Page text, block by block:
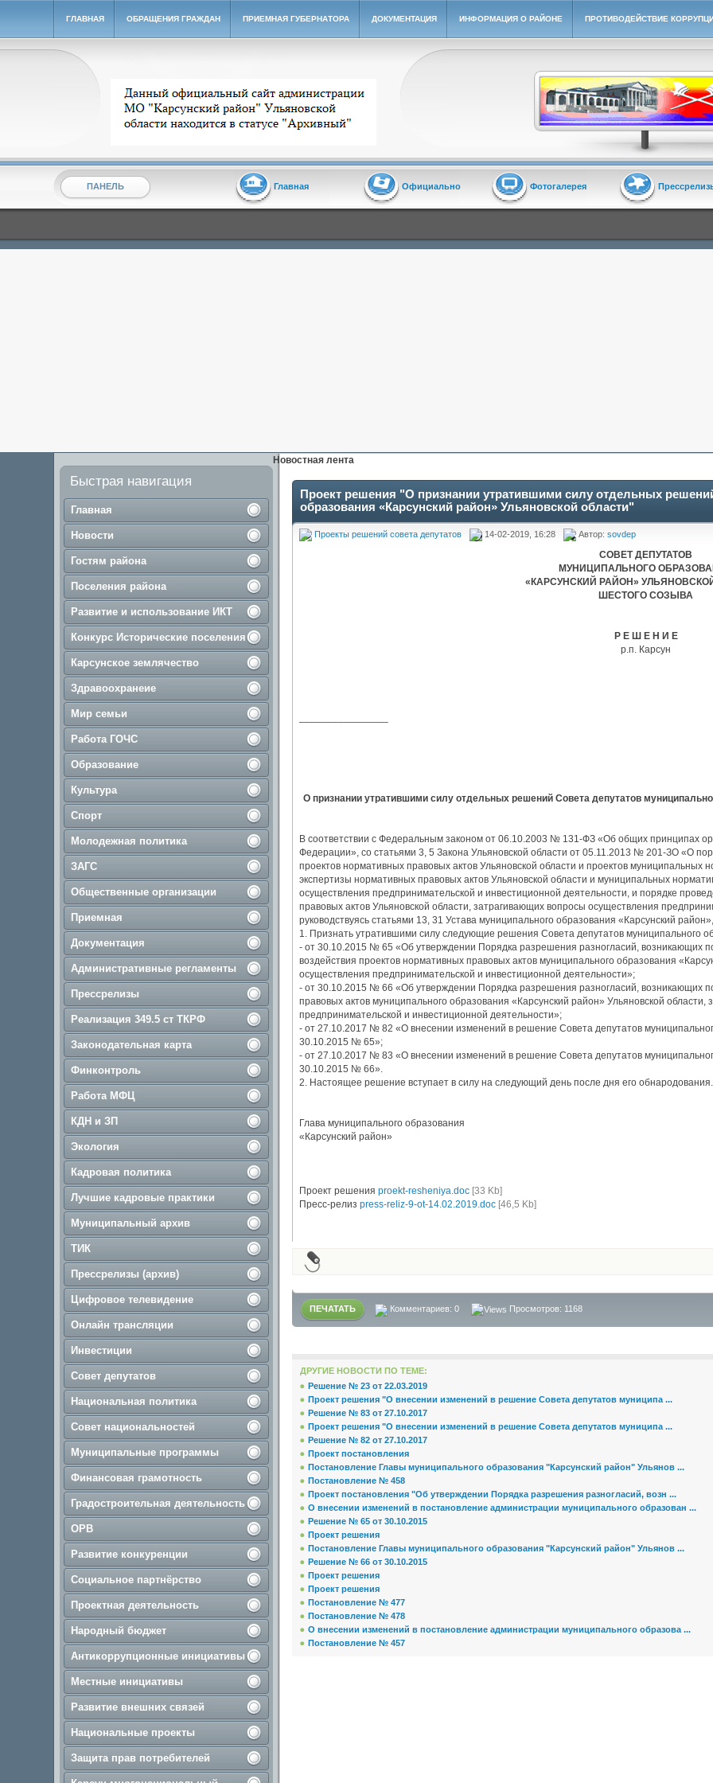
ГЛАВНАЯ ОБРАЩЕНИЯ ГРАЖДАН ПРИЕМНАЯ ГУБЕРНАТОРА ДОКУМЕНТАЦИЯ ИНФОРМАЦИЯ О РАЙОНЕ ПРОТИВОДЕЙСТВИЕ
Архивный сайт администрации МО "Карсунский район"
ПАНЕЛЬ Главная Официально Фотогалерея
Быстрая навигация
Главная
Новости
Гостям района
Поселения района
Развитие и использование ИКТ
Конкурс Исторические поселения
Карсунское землячество
Здравоохранеие
Мир семьи
Работа ГОЧС
Образование
Культура
Спорт
Молодежная политика
ЗАГС
Общественные организации
Приемная
Документация
Административные регламенты
Прессрелизы
Реализация 349.5 ст ТКРФ
Законодательная карта
Финконтроль
Работа МФЦ
КДН и ЗП
Экология
Кадровая политика
Лучшие кадровые практики
Муниципальный архив
ТИК
Прессрелизы (архив)
Цифровое телевидение
Онлайн трансляции
Инвестиции
Совет депутатов
Национальная политика
Совет национальностей
Муниципальные программы
Финансовая грамотность
Градостроительная деятельность
ОРВ
Развитие конкуренции
Социальное партнёрство
Проектная деятельность
Народный бюджет
Антикоррупционные инициативы
Местные инициативы
Развитие внешних связей
Национальные проекты
Защита прав потребителей
Новостная лента
Проект решения "О признании утратившими силу отдельных
образования «Карсунский район» Ульяновской области"
Проекты решений совета депутатов 14-02-2019, 16:28 Автор:sovdep
СОВЕТ ДЕПУТАТОВ
МУНИЦИПАЛЬНОГО
«КАРСУНСКИЙ РАЙОН»
ШЕСТОГО СОЗЫВА
Р Е Ш Е Н И Е
р.п. Карсун
О признании утратившими силу отдельных решений Совета депутатов
В соответствии с Федеральным законом от 06.10.2003 № 131-ФЗ «Об общих принципах
Федерации», со статьями 3, 5 Закона Ульяновской области от 05.11.2013 № 201-ЗО «О
проектов нормативных правовых актов Ульяновской области и проектов муниципальных
экспертизы нормативных правовых актов Ульяновской области и муниципальных
осуществления предпринимательской и инвестиционной деятельности, и порядке
правовых актов Ульяновской области, затрагивающих вопросы осуществления
руководствуясь статьями 13, 31 Устава муниципального образования «Карсунский
1. Признать утратившими силу следующие решения Совета депутатов муниципального
- от 30.10.2015 № 65 «Об утверждении Порядка разрешения разногласий, возникающих
воздействия проектов нормативных правовых актов муниципального образования
осуществления предпринимательской и инвестиционной деятельности»;
- от 30.10.2015 № 66 «Об утверждении Порядка разрешения разногласий, возникающих
правовых актов муниципального образования «Карсунский район» Ульяновской
предпринимательской и инвестиционной деятельности»;
- от 27.10.2017 № 82 «О внесении изменений в решение Совета депутатов
30.10.2015 № 65»;
- от 27.10.2017 № 83 «О внесении изменений в решение Совета депутатов
30.10.2015 № 66».
2. Настоящее решение вступает в силу на следующий день после дня его обнародования.
Глава муниципального образования
«Карсунский район»
Проект решенияproekt-resheniya.doc [33 Kb]
Пресс-релизpress-reliz-9-ot-14.02.2019.doc [46,5 Kb]
ПЕЧАТАТЬ Комментариев:0 Просмотров: 1168
ДРУГИЕ НОВОСТИ ПО ТЕМЕ:
Решение № 23 от 22.03.2019
Проект решения "О внесении изменений в решение Совета депутатов муниципа ...
Решение № 83 от 27.10.2017
Проект решения "О внесении изменений в решение Совета депутатов муниципа ...
Решение № 82 от 27.10.2017
Проект постановления
Постановление Главы муниципального образования "Карсунский район" Ульянов ...
Постановление № 458
Проект постановления "Об утверждении Порядка разрешения разногласий, возн ...
О внесении изменений в постановление администрации муниципального образован ...
Решение № 65 от 30.10.2015
Проект решения
Постановление Главы муниципального образования "Карсунский район" Ульянов ...
Решение № 66 от 30.10.2015
Проект решения
Проект решения
Постановление № 477
Постановление № 478
О внесении изменений в постановление администрации муниципального образова ...
Постановление № 457